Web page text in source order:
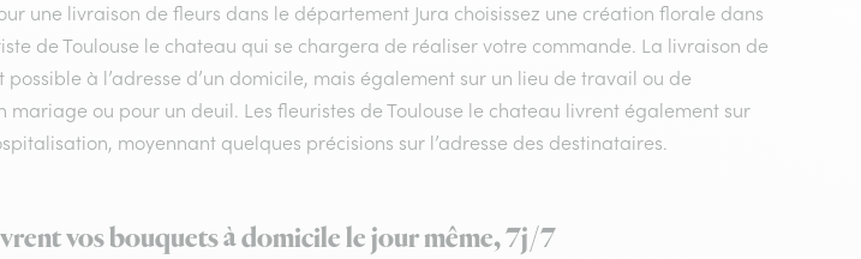
une livraison de fleurs dans le département Jura choisissez une création florale dans
de Toulouse le chateau qui se chargera de réaliser votre commande. La livraison de
possible à l’adresse d’un domicile, mais également sur un lieu de travail ou de
mariage ou pour un deuil. Les fleuristes de Toulouse le chateau livrent également sur
moyennant quelques précisions sur l’adresse des destinataires.
vos bouquets à domicile le jour même, 7j/7